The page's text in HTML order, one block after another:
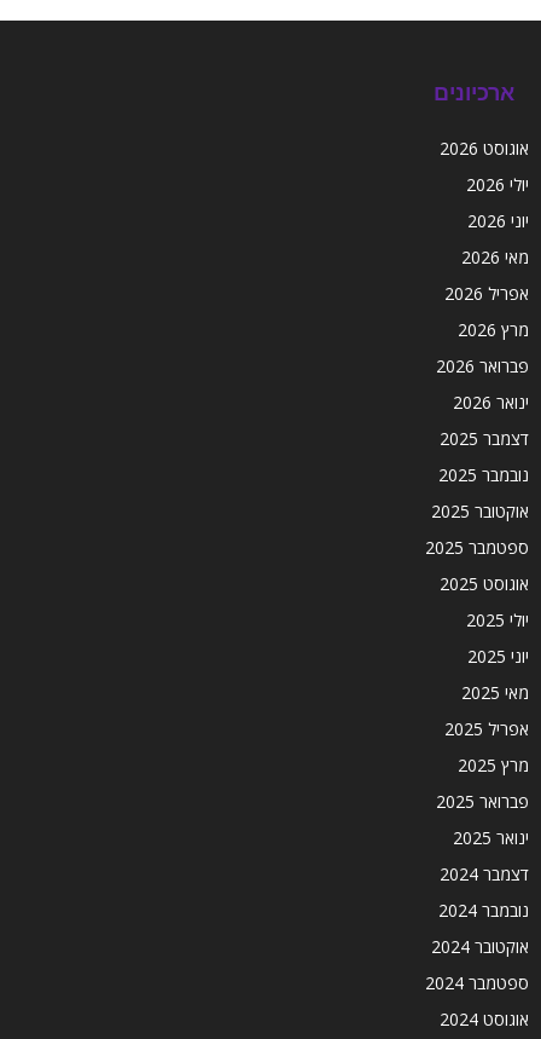
ארכיונים
אוגוסט 2026
יולי 2026
יוני 2026
מאי 2026
אפריל 2026
מרץ 2026
פברואר 2026
ינואר 2026
דצמבר 2025
נובמבר 2025
אוקטובר 2025
ספטמבר 2025
אוגוסט 2025
יולי 2025
יוני 2025
מאי 2025
אפריל 2025
מרץ 2025
פברואר 2025
ינואר 2025
דצמבר 2024
נובמבר 2024
אוקטובר 2024
ספטמבר 2024
אוגוסט 2024